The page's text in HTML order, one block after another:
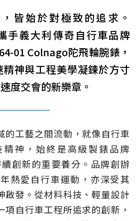
皆始於對極致的追求。
手義大利傳奇自行車品牌
01 Colnago陀飛輪腕錶，
神與工程美學凝鍊於方寸
度交會的新樂章。
的工藝之間流動，就像自行車
神，始終是高級製錶品牌
續創新的重要養分。品牌創辦
熱愛自行車運動，亦深受其
啟發。從材料科技、輕量設計
項自行車工程所追求的創新，